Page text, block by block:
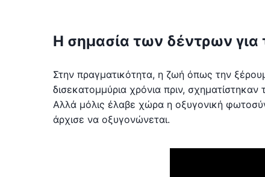
Η σημασία των δέντρων
Στην πραγματικότητα, η ζωή όπως την
δισεκατομμύρια χρόνια πριν,
Αλλά μόλις έλαβε χώρα η οξυγονική
άρχισε να οξυγονώνεται.